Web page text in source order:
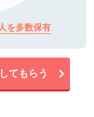
を多数保有
てもらう